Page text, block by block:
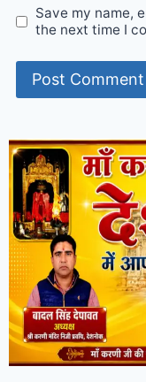
Save my name,
the next time I